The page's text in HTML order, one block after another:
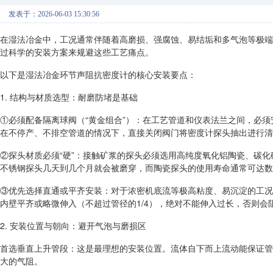
发表于：2026-06-03 15:30:56
在湿法冶金中，工况通常伴随着高磨损、强腐蚀、易结垢和多气泡等极
过科学的安装方案来规避这些工艺痛点。
以下是湿法冶金环节声阻抗密度计的核心安装要点：
1. 结构与材质选型：耐磨防堵是基础
①必须配备隔离球阀（“黄金组合”）：在工艺管道和仪表法兰之间，必
在不停产、不排空管道的情况下，直接关闭阀门将密度计探头抽出进行
②探头材质必须“硬”：接触矿浆的探头必须选用高纯度氧化铝陶瓷、碳
不锈钢探头几天到几个月就会被磨穿，而陶瓷探头的使用寿命通常可达
③优先选择直通或平齐安装：对于浓密机底流等极高粘度、易沉淀的工
内壁平齐或略微伸入（不超过管径的1/4），绝对不能伸入过长，否则会
2. 安装位置与朝向：避开气泡与磨损区
首选垂直上升管段：这是最理想的安装位置。流体自下而上流动能保证
大的气阻。